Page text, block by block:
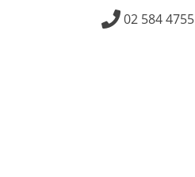
02 584 4755